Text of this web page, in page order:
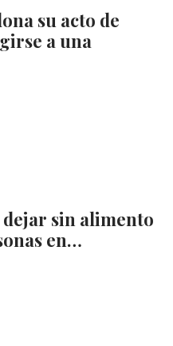
su acto de
a una
dejar sin alimento
en…